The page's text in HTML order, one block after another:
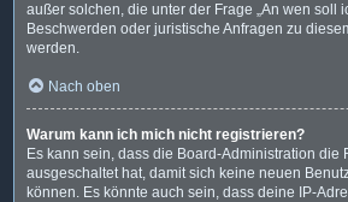
außer solchen, die unter der Frage „An wen soll
Beschwerden oder juristische Anfragen zu
werden.
Nach oben
Warum kann ich mich nicht registrieren?
Es kann sein, dass die Board-Administration die
ausgeschaltet hat, damit sich keine neuen
können. Es könnte auch sein, dass deine IP-